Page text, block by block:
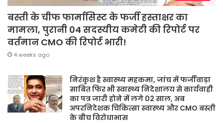
बस्ती के चीफ फार्मासिस्ट के फर्जी हस्ताक्षर का
मामला, पुरानी 04 सदस्यीय कमेटी की रिपोर्ट पर
वर्तमान CMO की रिपोर्ट भारी!
4 weeks ago
निरंकुश है स्वास्थ्य महकमा, जांच में फर्जीवाड़ा
साबित फिर भी स्वास्थ्य निदेशालय से कार्यवाही
का पत्र जारी होने में लगे 02 साल, अब
अपरनिदेशक चिकित्सा स्वास्थ्य और CMO बस्ती
के बीच विरोधाभास